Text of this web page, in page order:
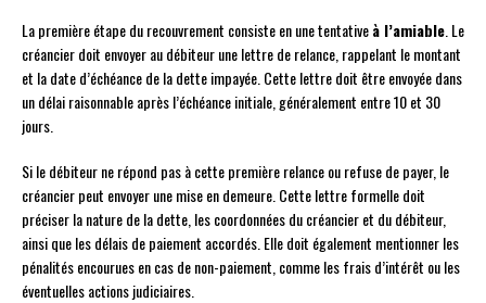
La première étape du recouvrement consiste en une tentativeà l’amiable . Le
créancier doit envoyer au débiteur une lettre de relance, rappelant le montant
et la date d’échéance de la dette impayée. Cette lettre doit être envoyée dans
un délai raisonnable après l’échéance initiale, généralement entre 10 et 30
jours.
Si le débiteur ne répond pas à cette première relance ou refuse de payer, le
créancier peut envoyer une mise en demeure. Cette lettre formelle doit
préciser la nature de la dette, les coordonnées du créancier et du débiteur,
ainsi que les délais de paiement accordés. Elle doit également mentionner les
pénalités encourues en cas de non-paiement, comme les frais d’intérêt ou les
éventuelles actions judiciaires.